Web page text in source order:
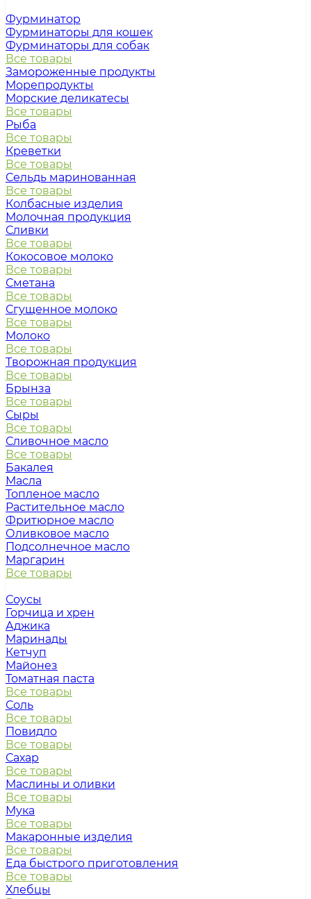
Фурминатор
Фурминаторы для кошек
Фурминаторы для собак
Все товары
Замороженные продукты
Морепродукты
Морские деликатесы
Все товары
Рыба
Все товары
Креветки
Все товары
Сельдь маринованная
Все товары
Колбасные изделия
Молочная продукция
Сливки
Все товары
Кокосовое молоко
Все товары
Сметана
Все товары
Сгущенное молоко
Все товары
Молоко
Все товары
Творожная продукция
Все товары
Брынза
Все товары
Сыры
Все товары
Сливочное масло
Все товары
Бакалея
Масла
Топленое масло
Растительное масло
Фритюрное масло
Оливковое масло
Подсолнечное масло
Маргарин
Все товары
Соусы
Горчица и хрен
Аджика
Маринады
Кетчуп
Майонез
Томатная паста
Все товары
Соль
Все товары
Повидло
Все товары
Сахар
Все товары
Маслины и оливки
Все товары
Мука
Все товары
Макаронные изделия
Все товары
Еда быстрого приготовления
Все товары
Хлебцы